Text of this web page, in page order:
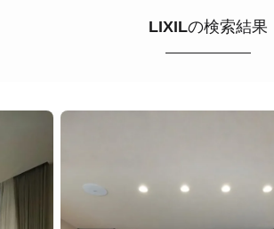
LIXILの検索結果
アイ工務店 住友林業
設計事務所